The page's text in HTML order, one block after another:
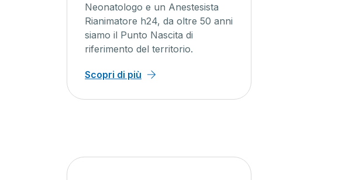
Neonatologo e un Anestesista
Rianimatore h24, da oltre 50 anni
siamo il Punto Nascita di
riferimento del territorio.
Scopri di più